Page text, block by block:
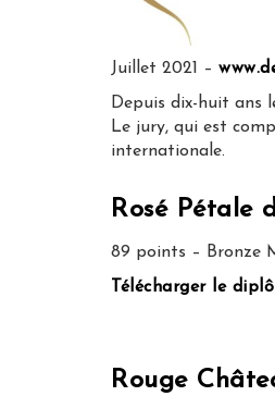
Juillet 2021 –
Depuis dix-huit ans
Le jury, qui est
internationale.
Rosé Pétale
89 points – Bronze
Télécharger le
Rouge